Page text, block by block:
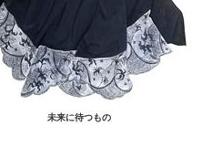
未来に待つもの